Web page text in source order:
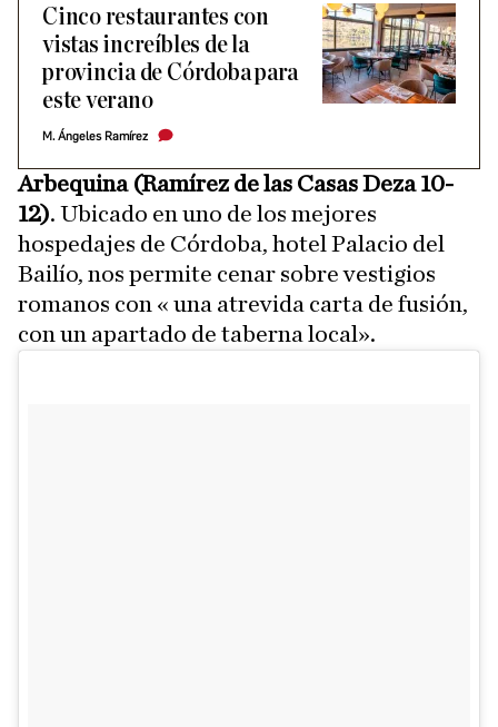
Cinco restaurantes con
vistas increíbles de la
provincia de Córdoba para
este verano
M. Ángeles Ramírez
Arbequina (Ramírez de las Casas Deza 10-
12). Ubicado en uno de los mejores
hospedajes de Córdoba, hotel Palacio del
Bailío, nos permite cenar sobre vestigios
romanos con « una atrevida carta de fusión,
con un apartado de taberna local».